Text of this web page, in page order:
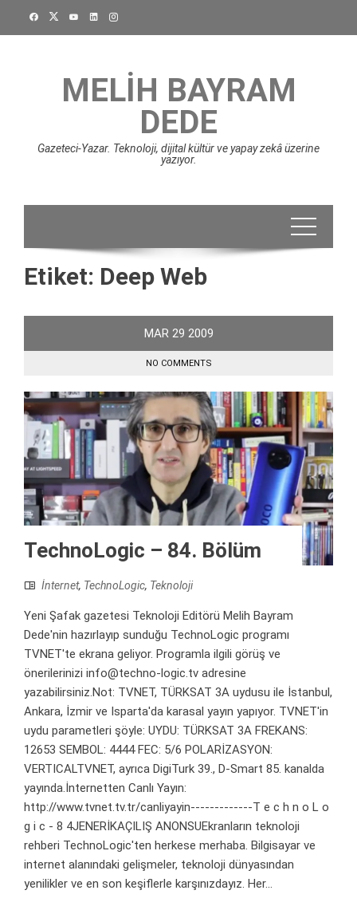
MELIH BAYRAM
DEDE
Gazeteci-Yazar. Teknoloji, dijital kültür ve yapay zekâ üzerine
yazıyor.
Etiket: Deep Web
MAR 29 2009
NO COMMENTS
TechnoLogic – 84. Bölüm
İnternet, TechnoLogic, Teknoloji
Yeni Şafak gazetesi Teknoloji Editörü Melih Bayram
Dede'nin hazırlayıp sunduğu TechnoLogic programı
TVNET'te ekrana geliyor. Programla ilgili görüş ve
önerilerinizi info@techno-logic.tv adresine
yazabilirsiniz.Not: TVNET, TÜRKSAT 3A uydusu ile İstanbul,
Ankara, İzmir ve Isparta'da karasal yayın yapıyor. TVNET'in
uydu parametleri şöyle: UYDU: TÜRKSAT 3A FREKANS:
12653 SEMBOL: 4444 FEC: 5/6 POLARİZASYON:
VERTICALTVNET, ayrıca DigiTurk 39., D-Smart 85. kanalda
yayında.İnternetten Canlı Yayın:
http://www.tvnet.tv.tr/canliyayin-------------T e c h n o L o
g i c - 8 4JENERİKAÇILIŞ ANONSUEkranların teknoloji
rehberi TechnoLogic'ten herkese merhaba. Bilgisayar ve
internet alanındaki gelişmeler, teknoloji dünyasından
yenilikler ve en son keşiflerle karşınızdayız. Her...